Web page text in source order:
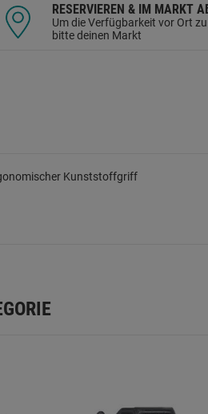
RESERVIEREN & IM MARKT
Um die Verfügbarkeit vor Ort
bitte deinen Markt
Kunststoffgriff